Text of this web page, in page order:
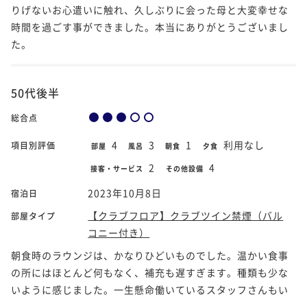
りげないお心遣いに触れ、久しぶりに会った母と大変幸せな
時間を過ごす事ができました。本当にありがとうございまし
た。
50代後半
総合点
項目別評価 部屋 4 風呂 3 朝食 1 夕食 利用なし
接客・サービス 2 その他設備 4
宿泊日 2023年10月8日
部屋タイプ
【クラブフロア】クラブツイン禁煙（バル
コニー付き）
朝食時のラウンジは、かなりひどいものでした。温かい食事
の所にはほとんど何もなく、補充も遅すぎます。種類も少な
いように感じました。一生懸命働いているスタッフさんもい